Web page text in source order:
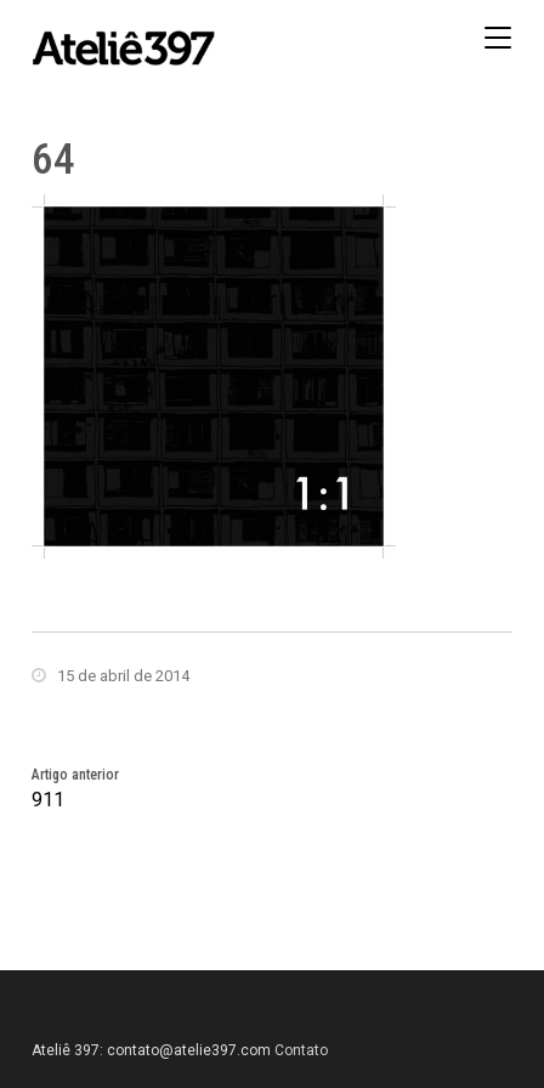
64
15 de abril de 2014
Artigo anterior
911
Ateliê 397: contato@atelie397.com Contato